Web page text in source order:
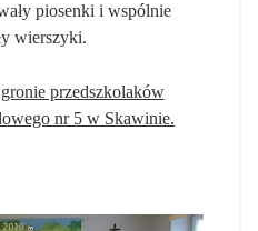
piosenki i wspólnie
wierszyki.
przedszkolaków
nr 5 w Skawinie.